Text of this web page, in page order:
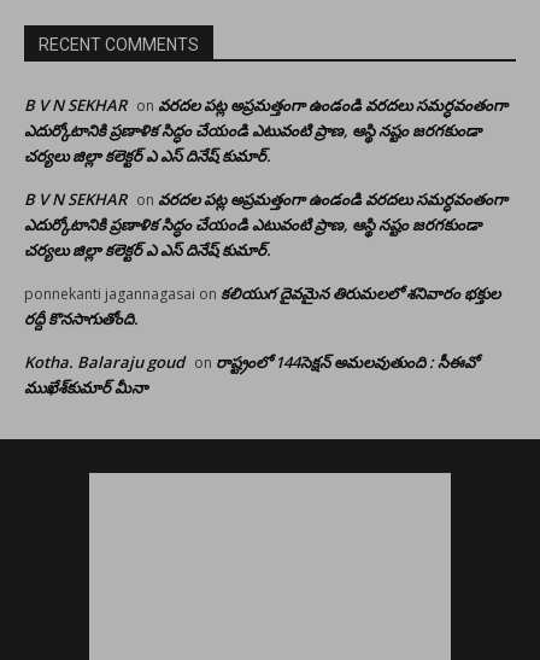
RECENT COMMENTS
B V N SEKHAR on వరదల పట్ల అప్రమత్తంగా ఉండండి వరదలు సమర్ధవంతంగా
ఎదుర్కోటానికి ప్రణాళిక సిద్ధం చేయండి ఎటువంటి ప్రాణ, ఆస్థి నష్టం జరగకుండా
చర్యలు జిల్లా కలెక్టర్ ఎ ఎస్ దినేష్ కుమార్.
B V N SEKHAR on వరదల పట్ల అప్రమత్తంగా ఉండండి వరదలు సమర్ధవంతంగా
ఎదుర్కోటానికి ప్రణాళిక సిద్ధం చేయండి ఎటువంటి ప్రాణ, ఆస్థి నష్టం జరగకుండా
చర్యలు జిల్లా కలెక్టర్ ఎ ఎస్ దినేష్ కుమార్.
ponnekanti jagannagasai on కలియుగ దైవమైన తిరుమలలో శనివారం భక్తుల
రద్దీ కొనసాగుతోంది.
Kotha. Balaraju goud on రాష్ట్రంలో 144సెక్షన్ అమలవుతుంది : సీఈవో
ముఖేశ్‌కుమార్‌ మీనా